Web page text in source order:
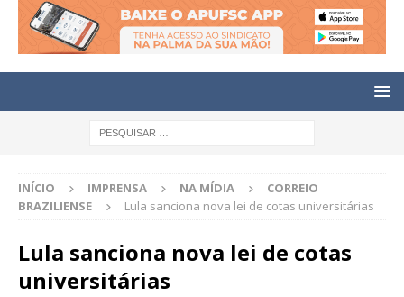
INÍCIO IMPRENSA NA MÍDIA
CORREIO
BRAZILIENSE
Lula sanciona nova lei de cotas universitárias
Lula sanciona nova lei de cotas
universitárias